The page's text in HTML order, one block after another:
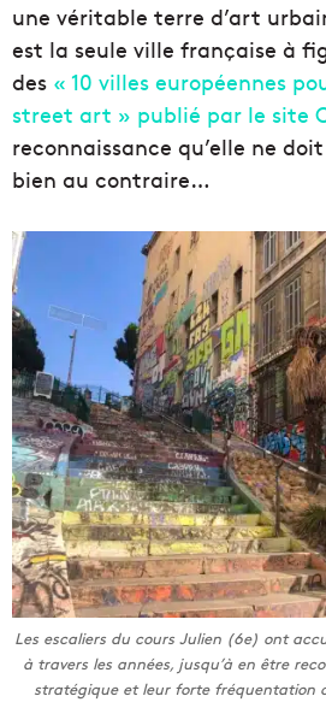
une véritable terre d’art
est la seule ville française à
des « 10 villes européennes
street art » publié par le site
reconnaissance qu’elle ne
bien au contraire…
Les escaliers du cours Julien (6e) ont
à travers les années, jusqu’à en être
stratégique et leur forte fréquentation